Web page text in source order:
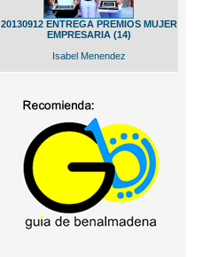
20130912 ENTREGA PREMIOS MUJER
EMPRESARIA (14)
Isabel Menendez